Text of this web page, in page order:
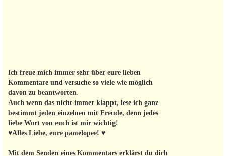
Ich freue mich immer sehr über eure lieben
Kommentare und versuche so viele wie möglich
davon zu beantworten.
Auch wenn das nicht immer klappt, lese ich ganz
bestimmt jeden einzelnen mit Freude, denn jedes
liebe Wort von euch ist mir wichtig!
♥Alles Liebe, eure pamelopee! ♥
Mit dem Senden eines Kommentars erklärst du dich